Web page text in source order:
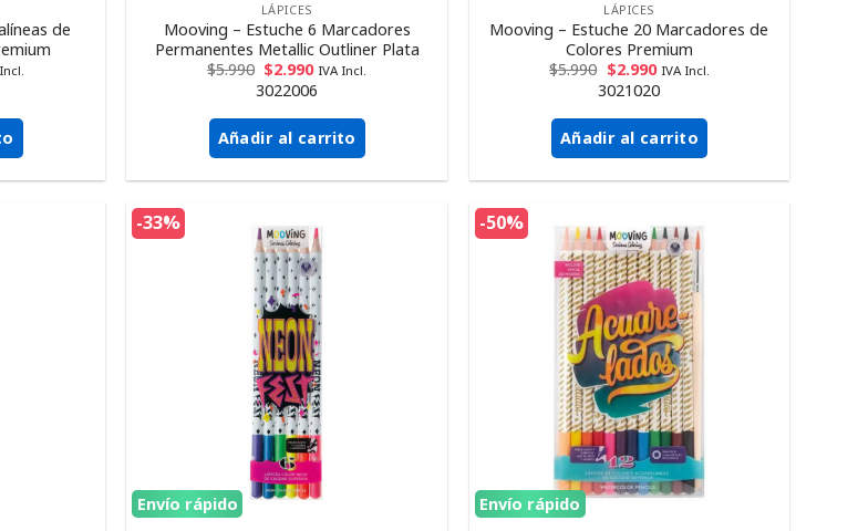
de
LÁPICES
Mooving – Estuche 6 Marcadores
Permanentes Metallic Outliner Plata
$5.990 $2.990 IVA Incl.
3022006
Añadir al carrito
LÁPICES
Mooving – Estuche 20 Marcadores de
Colores Premium
$5.990 $2.990 IVA Incl.
3021020
Añadir al carrito
-33%
Envío rápido
-50%
Envío rápido